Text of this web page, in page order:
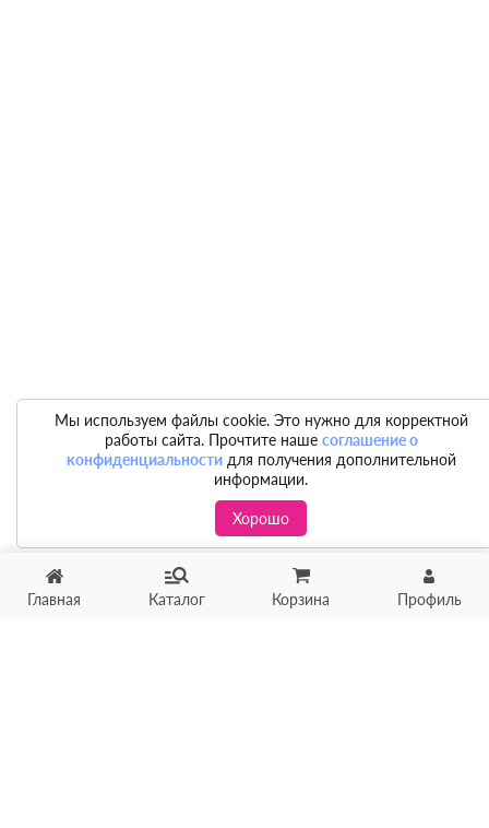
Главная Каталог Корзина Профиль
Мы используем файлы cookie. Это нужно для корректной
работы сайта. Прочтите наше соглашение о
конфиденциальностидля получения дополнительной
информации.
Хорошо